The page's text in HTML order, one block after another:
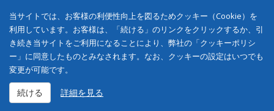
当サイトでは、お客様の利便性向上を図るためクッキー（Cookie）を
利用しています。お客様は、「続ける」のリンクをクリックするか、引
き続き当サイトをご利用になることにより、弊社の「クッキーポリシ
ー」に同意したものとみなされます。なお、クッキーの設定はいつでも
変更が可能です。
続ける 詳細を見る